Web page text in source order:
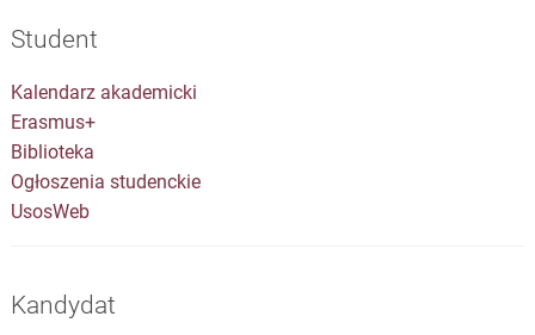
Student
Kalendarz akademicki
Erasmus+
Biblioteka
Ogłoszenia studenckie
UsosWeb
Kandydat